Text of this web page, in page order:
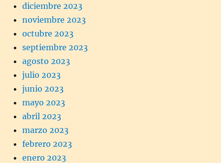
diciembre 2023
noviembre 2023
octubre 2023
septiembre 2023
agosto 2023
julio 2023
junio 2023
mayo 2023
abril 2023
marzo 2023
febrero 2023
enero 2023